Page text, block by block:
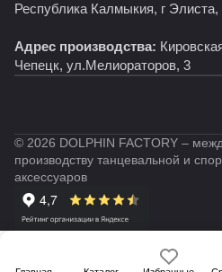
Республика Калмыкия, г
Адрес производства:
Чепецк, ул.Мелиораторов, 3
© 2026 DOLPHIN FACTORY –
производству танцевальной и
аксессуаров